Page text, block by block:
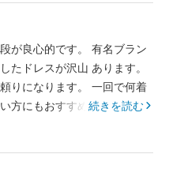
が良心的です。 有名ブラン
たドレスが沢山 あります。
りになります。 一回で何着
方にもおすすめです。 とて
続きを読む